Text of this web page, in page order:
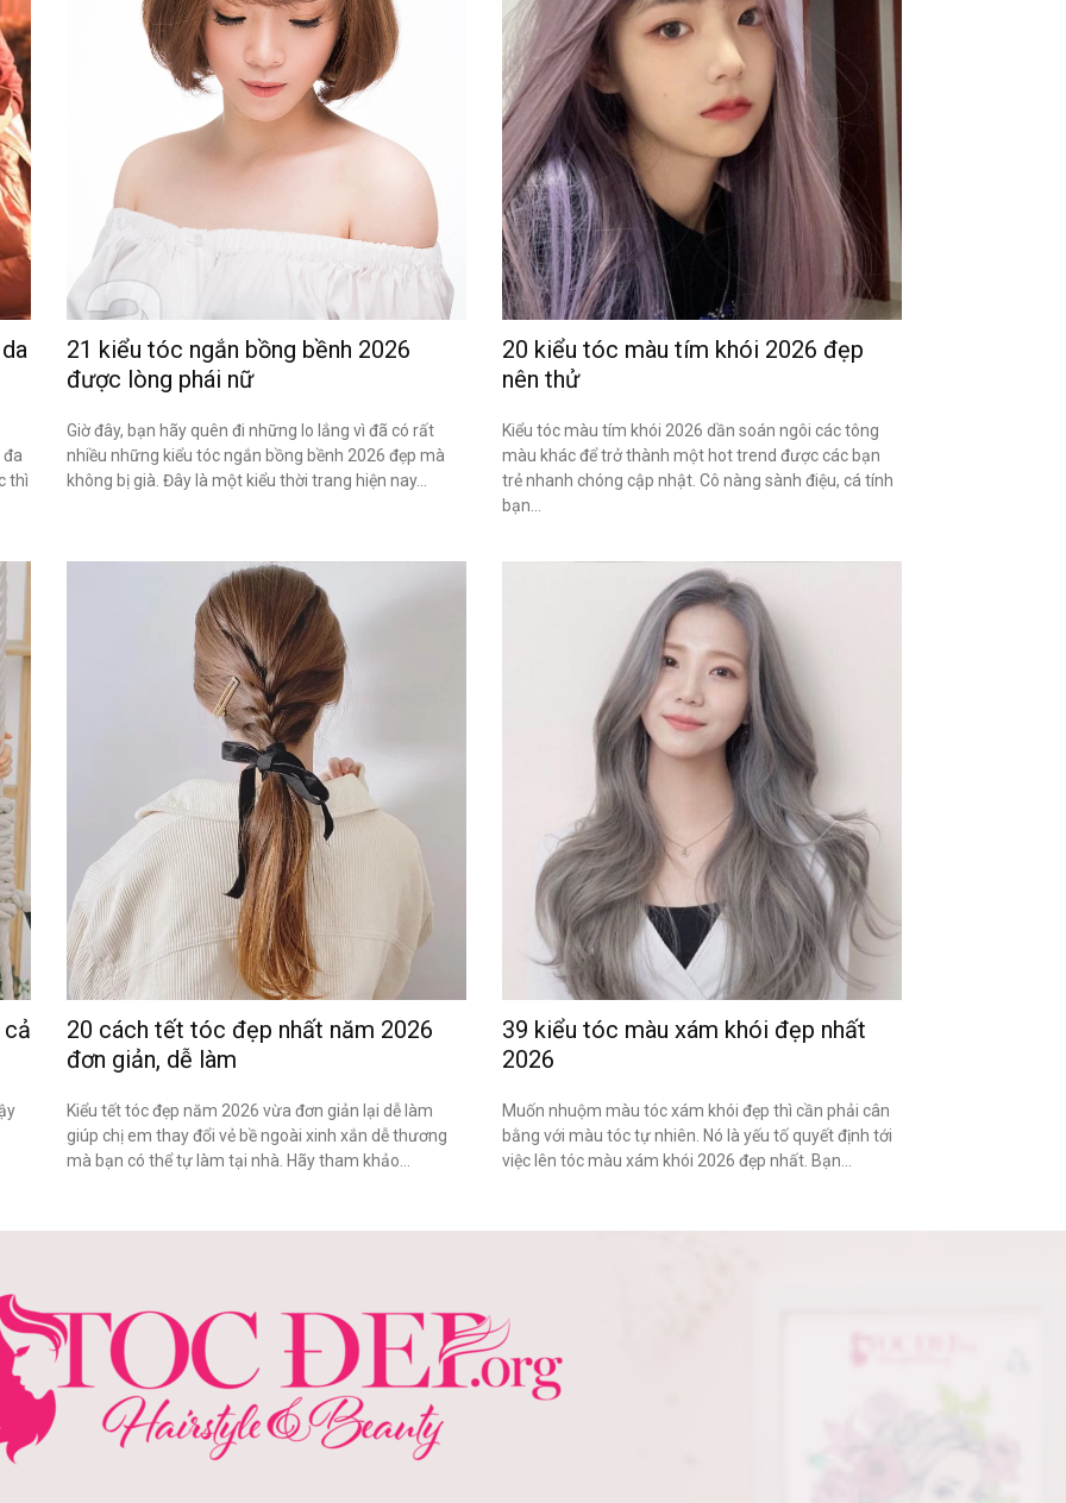
đa
thì
21 kiểu tóc ngắn bồng bềnh 2026
được lòng phái nữ
Giờ đây, bạn hãy quên đi những lo lắng vì đã có rất
nhiều những kiểu tóc ngắn bồng bềnh 2026 đẹp mà
không bị già. Đây là một kiểu thời trang hiện nay...
20 kiểu tóc màu tím khói 2026 đẹp
nên thử
Kiểu tóc màu tím khói 2026 dần soán ngôi các tông
màu khác để trở thành một hot trend được các bạn
trẻ nhanh chóng cập nhật. Cô nàng sành điệu, cá tính
bạn...
cả
20 cách tết tóc đẹp nhất năm 2026
đơn giản, dễ làm
Kiểu tết tóc đẹp năm 2026 vừa đơn giản lại dễ làm
giúp chị em thay đổi vẻ bề ngoài xinh xắn dễ thương
mà bạn có thể tự làm tại nhà. Hãy tham khảo...
39 kiểu tóc màu xám khói đẹp nhất
2026
Muốn nhuộm màu tóc xám khói đẹp thì cần phải cân
bằng với màu tóc tự nhiên. Nó là yếu tố quyết định tới
việc lên tóc màu xám khói 2026 đẹp nhất. Bạn...